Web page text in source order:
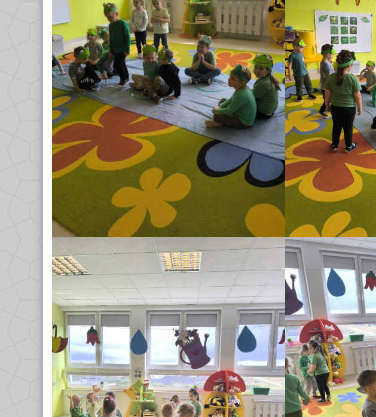
Dokumenty/Procedury
Religia
Logopeda
Pedagog
GRUPA VII – TROPICIELE
GRUPA VIII – PSZCZÓŁKI